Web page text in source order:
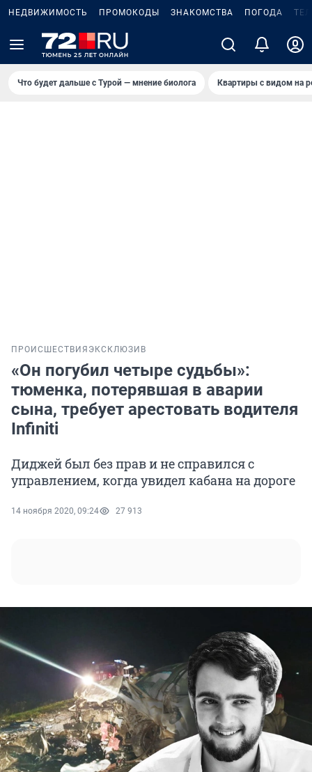
НЕДВИЖИМОСТЬ ПРОМОКОДЫ ЗНАКОМСТВА ПОГОДА
Что будет дальше с Турой — мнение биолога Квартиры с видом на
ПРОИСШЕСТВИЯ ЭКСКЛЮЗИВ
«Он погубил четыре судьбы»:
тюменка, потерявшая в аварии
сына, требует арестовать водителя
Infiniti
Диджей был без прав и не справился с
управлением, когда увидел кабана на дороге
14 ноября 2020, 09:24 27 913